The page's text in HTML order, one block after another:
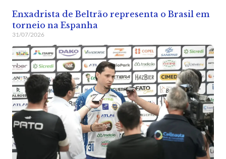
Enxadrista de Beltrão representa o Brasil em
torneio na Espanha
31/07/2026